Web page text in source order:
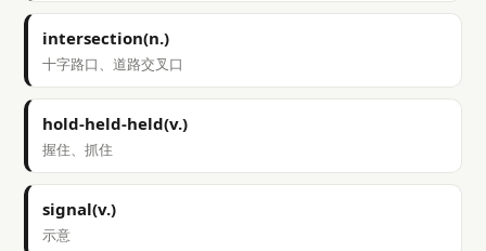
intersection(n.)
十字路口、道路交叉口
hold-held-held(v.)
握住、抓住
signal(v.)
示意